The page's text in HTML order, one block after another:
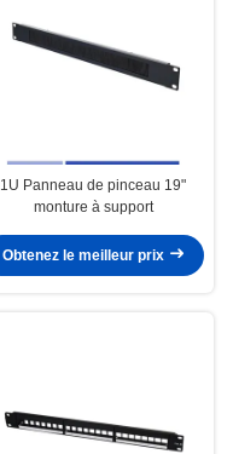
1U Panneau de pinceau 19"
monture à support
Obtenez le meilleur prix